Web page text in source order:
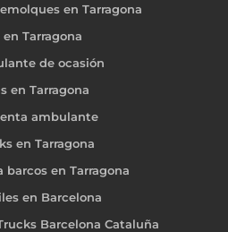
en Tarragona
Tarragona
de ocasión
en Tarragona
ambulante
en Tarragona
barcos en Tarragona
en Barcelona
Barcelona Cataluña